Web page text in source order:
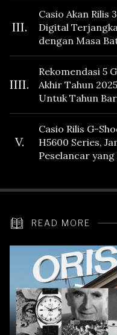
III.
Casio Akan Rilis
Digital
dengan Masa
Fitur Vibration
IIII.
Rekomendasi 5
Akhir Tahun
Untuk Tahun
V.
Casio Rilis G-
H5600 Series,
Peselancar
READ MORE